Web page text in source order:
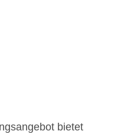
bietet